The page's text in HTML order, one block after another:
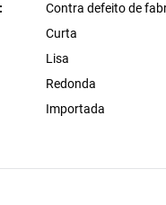
Contra defeito de
Curta
Lisa
Redonda
Importada